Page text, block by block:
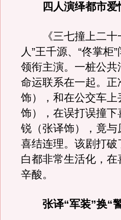
四人演绎都市爱
《三七撞上二十
人”王千源、“佟掌柜
领衔主演。一桩公
命运联系在一起。
饰），和在公交车
饰），在误打误撞
锐（张译饰），竟
喜结连理。该剧打
白都非常生活化，
辛酸。
张译“军装”换“